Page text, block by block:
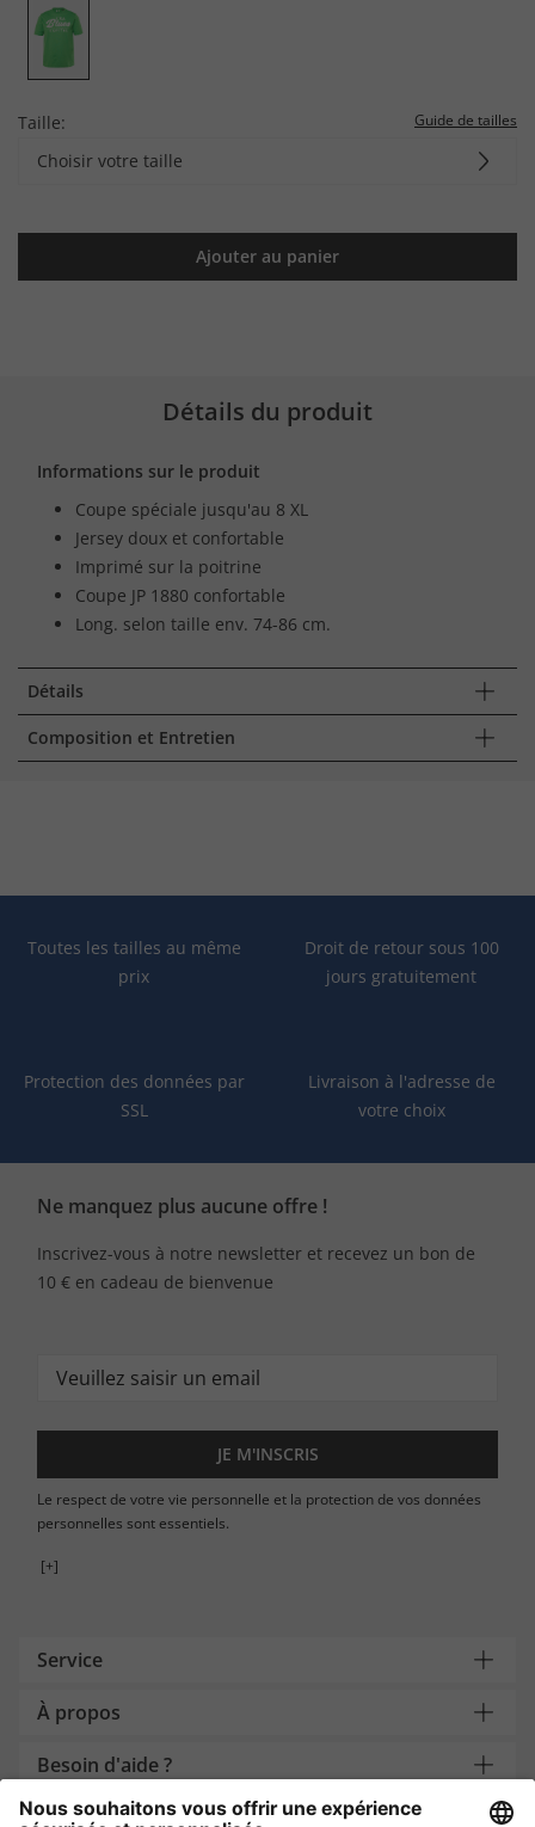
Taille: Guide de tailles
Choisir votre taille
Ajouter au panier
Détails du produit
Informations sur le produit
Coupe spéciale jusqu'au 8 XL
Jersey doux et confortable
Imprimé sur la poitrine
Coupe JP 1880 confortable
Long. selon taille env. 74-86 cm.
Détails
Composition et Entretien
Toutes les tailles au même
prix
Droit de retour sous 100
jours gratuitement
Protection des données par
SSL
Livraison à l'adresse de
votre choix
Ne manquez plus aucune offre !
Inscrivez-vous à notre newsletter et recevez un bon de
10 € en cadeau de bienvenue
JE M'INSCRIS
Le respect de votre vie personnelle et la protection de vos données
personnelles sont essentiels.
[+]
Service
À propos
Besoin d'aide ?
Payment and Delivery